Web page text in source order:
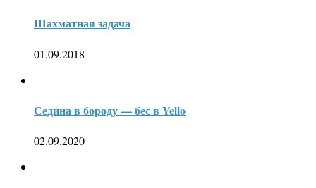
Шахматная задача
01.09.2018
Седина в бороду — бес в Yello
02.09.2020